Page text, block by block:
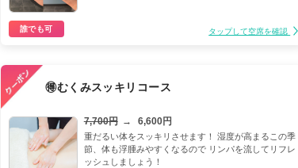
誰でも可 タップして空席を確認
🉐むくみスッキリコース
7,700円 → 6,600円
重だるい体をスッキリさせます！ 湿度が高まるこの季
節、体も浮腫みやすくなるので リンパを流してリフレ
ッシュしましょう！